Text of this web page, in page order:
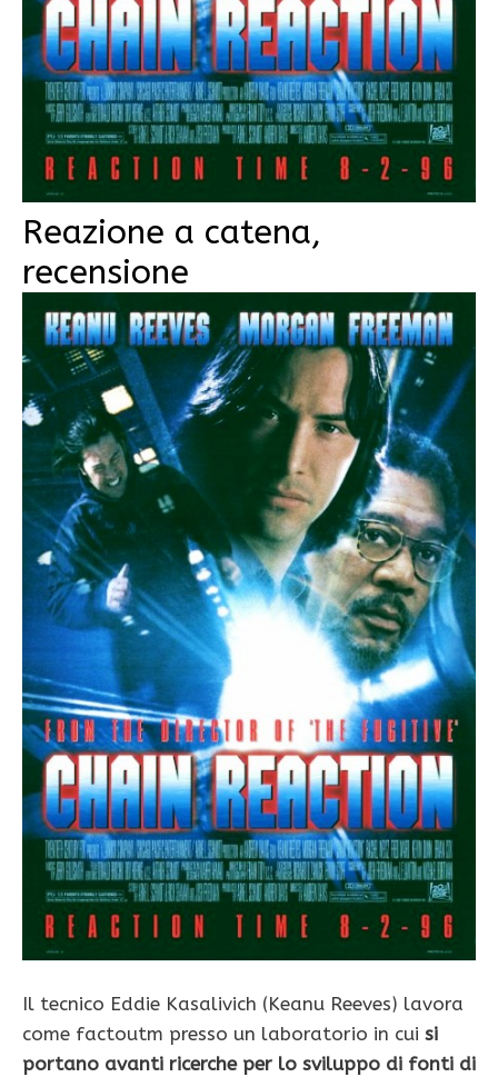
Reazione a catena,
recensione
Il tecnico Eddie Kasalivich (Keanu Reeves) lavora
come factoutm presso un laboratorio in cui si
portano avanti ricerche per lo sviluppo di fonti di